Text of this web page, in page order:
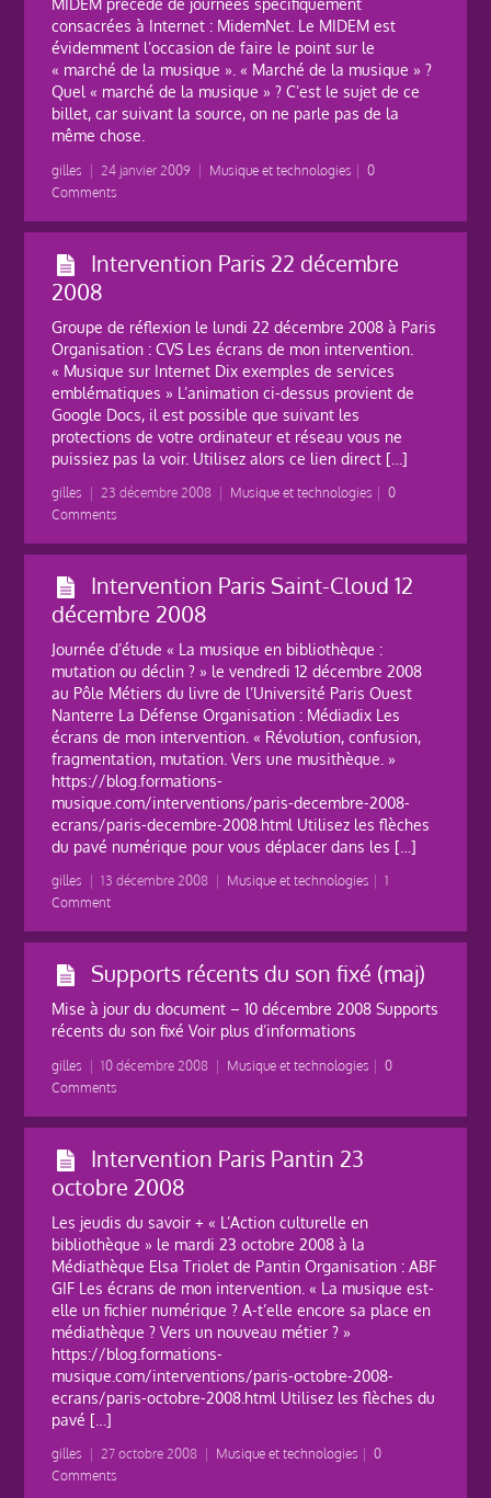
MIDEM précédé de journées spécifiquement
consacrées à Internet : MidemNet. Le MIDEM est
évidemment l’occasion de faire le point sur le
« marché de la musique ». « Marché de la musique » ?
Quel « marché de la musique » ? C’est le sujet de ce
billet, car suivant la source, on ne parle pas de la
même chose.
gilles | 24 janvier 2009 | Musique et technologies | 0
Comments
Intervention Paris 22 décembre
2008
Groupe de réflexion le lundi 22 décembre 2008 à Paris
Organisation : CVS Les écrans de mon intervention.
« Musique sur Internet Dix exemples de services
emblématiques » L’animation ci-dessus provient de
Google Docs, il est possible que suivant les
protections de votre ordinateur et réseau vous ne
puissiez pas la voir. Utilisez alors ce lien direct […]
gilles 23 décembre 2008 Musique et technologies
0
Comments
Intervention Paris Saint-Cloud 12
décembre 2008
Journée d’étude « La musique en bibliothèque :
mutation ou déclin ? » le vendredi 12 décembre 2008
au Pôle Métiers du livre de l’Université Paris Ouest
Nanterre La Défense Organisation : Médiadix Les
écrans de mon intervention. « Révolution, confusion,
fragmentation, mutation. Vers une musithèque. »
https://blog.formations-
musique.com/interventions/paris-decembre-2008-
ecrans/paris-decembre-2008.html Utilisez les flèches
du pavé numérique pour vous déplacer dans les […]
gilles 13 décembre 2008 Musique et technologies
1
Comment
Supports récents du son fixé (maj)
Mise à jour du document – 10 décembre 2008 Supports
récents du son fixé Voir plus d’informations
gilles | 10 décembre 2008 | Musique et technologies | 0
Comments
Intervention Paris Pantin 23
octobre 2008
Les jeudis du savoir + « L’Action culturelle en
bibliothèque » le mardi 23 octobre 2008 à la
Médiathèque Elsa Triolet de Pantin Organisation : ABF
GIF Les écrans de mon intervention. « La musique est-
elle un fichier numérique ? A-t’elle encore sa place en
médiathèque ? Vers un nouveau métier ? »
https://blog.formations-
musique.com/interventions/paris-octobre-2008-
ecrans/paris-octobre-2008.html Utilisez les flèches du
pavé […]
gilles 27 octobre 2008 Musique et technologies
0
Comments